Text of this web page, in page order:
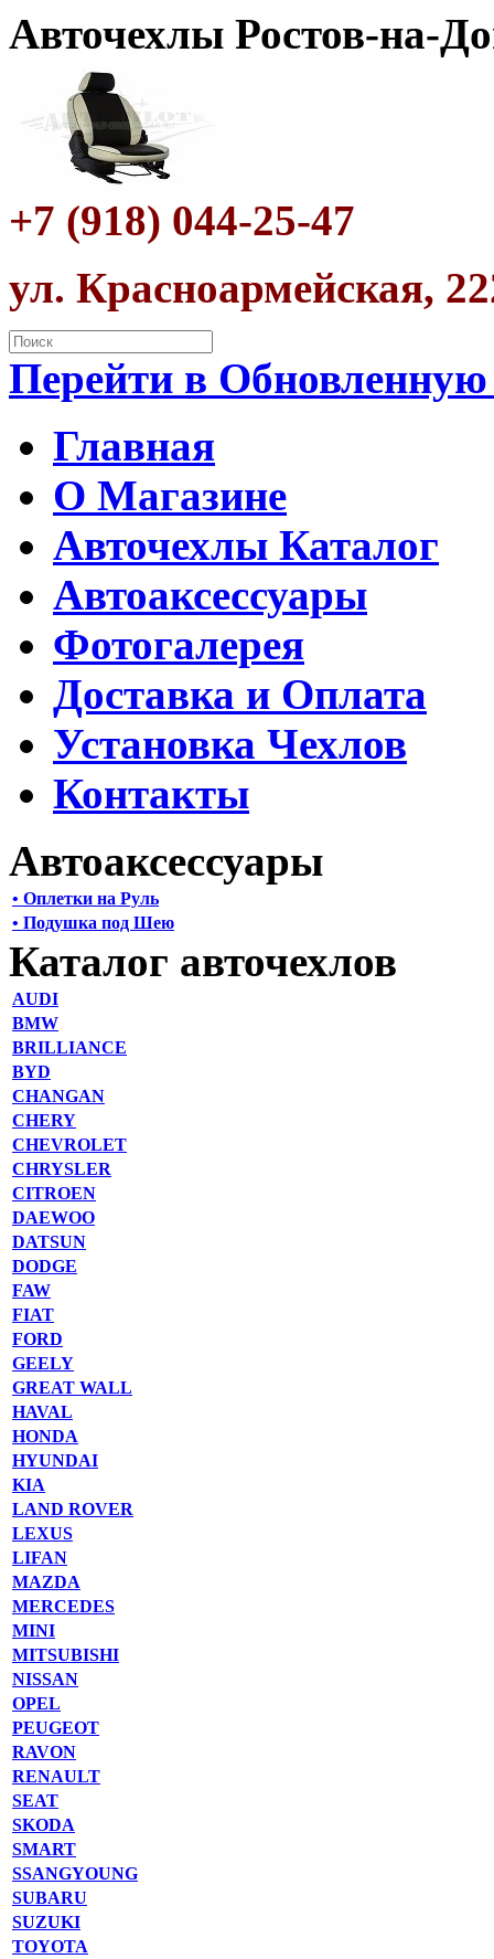
Авточехлы Ростов-на-
+7 (918) 044-25-47
ул. Красноармейская,
Перейти в
Главная
О Магазине
Авточехлы Каталог
Автоаксессуары
Фотогалерея
Доставка и Оплата
Установка Чехлов
Контакты
Автоаксессуары
• Оплетки на Руль
• Подушка под Шею
Каталог авточехлов
AUDI
BMW
BRILLIANCE
BYD
CHANGAN
CHERY
CHEVROLET
CHRYSLER
CITROEN
DAEWOO
DATSUN
DODGE
FAW
FIAT
FORD
GEELY
GREAT WALL
HAVAL
HONDA
HYUNDAI
KIA
LAND ROVER
LEXUS
LIFAN
MAZDA
MERCEDES
MINI
MITSUBISHI
NISSAN
OPEL
PEUGEOT
RAVON
RENAULT
SEAT
SKODA
SMART
SSANGYOUNG
SUBARU
SUZUKI
TOYOTA